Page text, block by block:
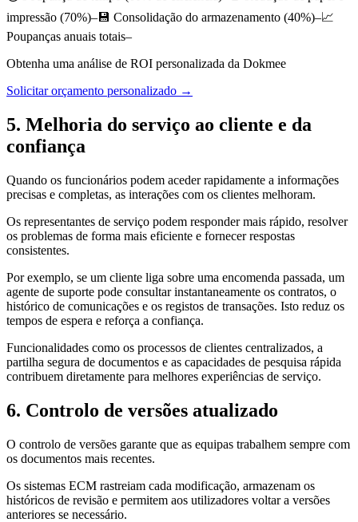
impressão (70%)–💾 Consolidação do armazenamento (40%)–📈
Poupanças anuais totais–
Obtenha uma análise de ROI personalizada da Dokmee
Solicitar orçamento personalizado →
5. Melhoria do serviço ao cliente e da
confiança
Quando os funcionários podem aceder rapidamente a informações
precisas e completas, as interações com os clientes melhoram.
Os representantes de serviço podem responder mais rápido, resolver
os problemas de forma mais eficiente e fornecer respostas
consistentes.
Por exemplo, se um cliente liga sobre uma encomenda passada, um
agente de suporte pode consultar instantaneamente os contratos, o
histórico de comunicações e os registos de transações. Isto reduz os
tempos de espera e reforça a confiança.
Funcionalidades como os processos de clientes centralizados, a
partilha segura de documentos e as capacidades de pesquisa rápida
contribuem diretamente para melhores experiências de serviço.
6. Controlo de versões atualizado
O controlo de versões garante que as equipas trabalhem sempre com
os documentos mais recentes.
Os sistemas ECM rastreiam cada modificação, armazenam os
históricos de revisão e permitem aos utilizadores voltar a versões
anteriores se necessário.